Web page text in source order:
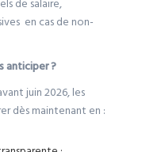
de salaire,
en cas de non-
anticiper?
juin 2026, les
dès maintenant en :